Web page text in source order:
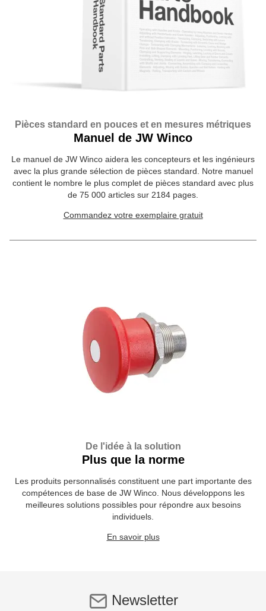
Pièces standard en pouces et en mesures métriques
Manuel de JW Winco
Le manuel de JW Winco aidera les concepteurs et les ingénieurs
avec la plus grande sélection de pièces standard. Notre manuel
contient le nombre le plus complet de pièces standard avec plus
de 75 000 articles sur 2184 pages.
Commandez votre exemplaire gratuit
De l'idée à la solution
Plus que la norme
Les produits personnalisés constituent une part importante des
compétences de base de JW Winco. Nous développons les
meilleures solutions possibles pour répondre aux besoins
individuels.
En savoir plus
Newsletter